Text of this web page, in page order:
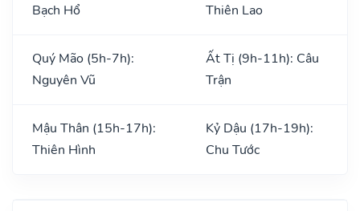
Bạch Hổ
Thiên Lao
Quý Mão (5h-7h):
Nguyên Vũ
Ất Tị (9h-11h): Câu
Trận
Mậu Thân (15h-17h):
Thiên Hình
Kỷ Dậu (17h-19h):
Chu Tước